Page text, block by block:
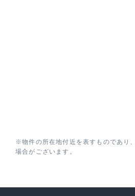
※物件の所在地付近を表すものであり
場合がございます。